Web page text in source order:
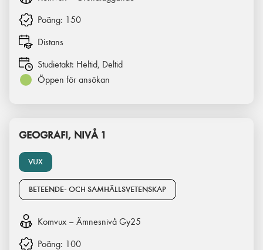
Poäng: 150
Distans
Studietakt: Heltid, Deltid
Öppen för ansökan
VUX
GEOGRAFI, NIVÅ 1
BETEENDE- OCH SAMHÄLLSVETENSKAP
Komvux – Ämnesnivå Gy25
Poäng: 100